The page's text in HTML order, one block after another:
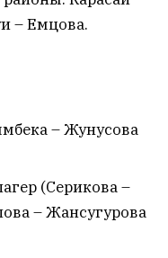
– Емцова.
– Жунусова
(Серикова –
– Жансугурова